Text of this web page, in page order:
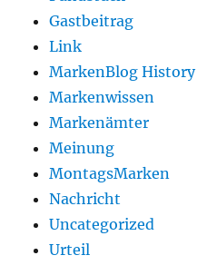
Gastbeitrag
Link
MarkenBlog History
Markenwissen
Markenämter
Meinung
MontagsMarken
Nachricht
Uncategorized
Urteil